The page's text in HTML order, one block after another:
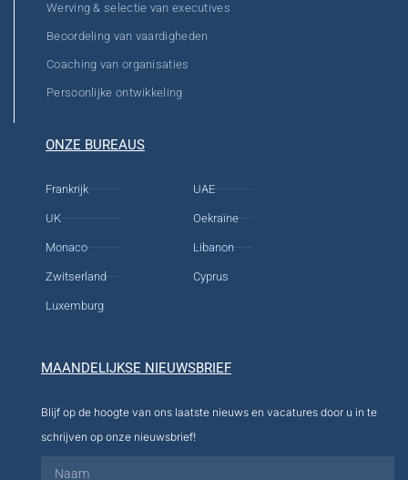
Werving & selectie van executives
Beoordeling van vaardigheden
Coaching van organisaties
Persoonlijke ontwikkeling
ONZE BUREAUS
Frankrijk
UK
Monaco
Zwitserland
Luxemburg
UAE
Oekraïne
Libanon
Cyprus
MAANDELIJKSE NIEUWSBRIEF
Blijf op de hoogte van ons laatste nieuws en vacatures door u in te
schrijven op onze nieuwsbrief!